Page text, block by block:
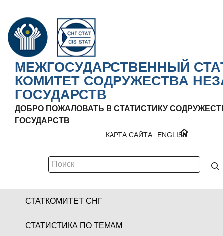
МЕЖГОСУДАРСТВЕННЫЙ
КОМИТЕТ СОДРУЖЕСТВА
ГОСУДАРСТВ
ДОБРО ПОЖАЛОВАТЬ В СТАТИСТИКУ
ГОСУДАРСТВ
ENGLISH
КАРТА САЙТА
СТАТКОМИТЕТ СНГ
СТАТИСТИКА ПО ТЕМАМ